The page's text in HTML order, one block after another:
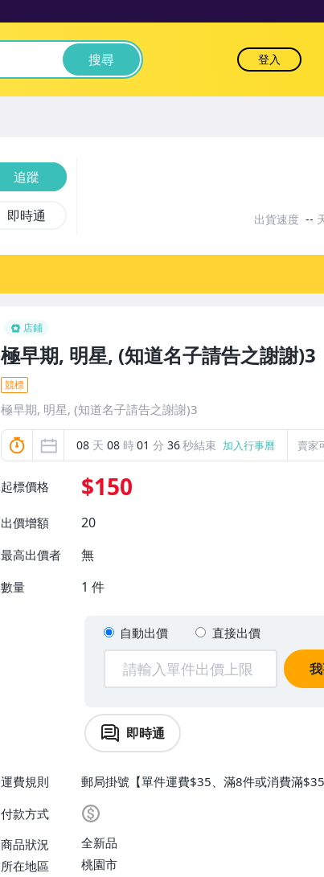
搜尋 登入
店鋪
極早期, 明星, (知道名子請告之謝謝)3
競標
極早期, 明星, (知道名子請告之謝謝)3
08 天 08 時01 分 35秒結束 加入行事曆 賣家
起標價格 $150
出價增額 20
最高出價者 無
數量 1 件
自動出價 直接出價
即時通
運費規則
郵局掛號【單件運費$35、滿8件或消費滿
付款方式
商品狀況
全新品
所在地區
桃園市
追蹤
即時通 出貨速度 --